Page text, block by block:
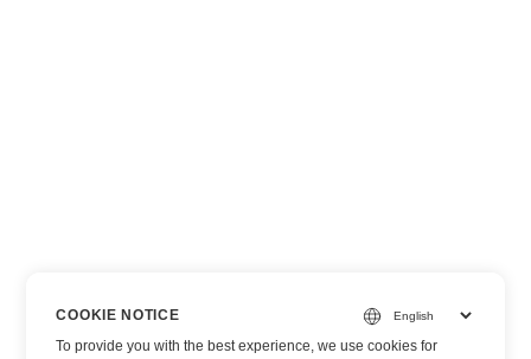
COOKIE NOTICE
To provide you with the best experience, we use cookies for